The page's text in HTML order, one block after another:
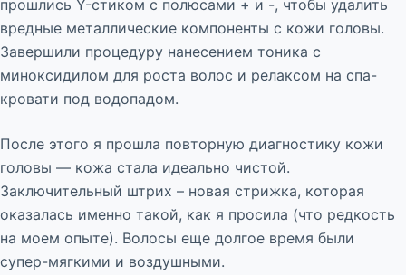
прошлись Y-стиком с полюсами + и -, чтобы удалить
вредные металлические компоненты с кожи головы.
Завершили процедуру нанесением тоника с
миноксидилом для роста волос и релаксом на спа-
кровати под водопадом.
После этого я прошла повторную диагностику кожи
головы — кожа стала идеально чистой.
Заключительный штрих – новая стрижка, которая
оказалась именно такой, как я просила (что редкость
на моем опыте). Волосы еще долгое время были
супер-мягкими и воздушными.